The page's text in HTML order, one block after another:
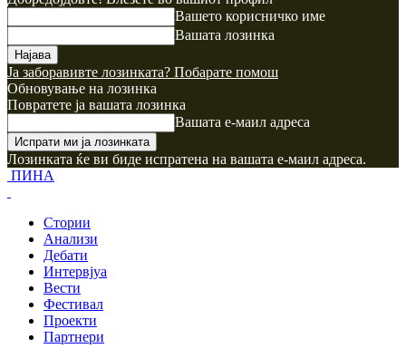
Вашето корисничко име
Вашата лозинка
Ја заборавивте лозинката? Побарате помош
Обновување на лозинка
Повратете ја вашата лозинка
Вашата е-маил адреса
Лозинката ќе ви биде испратена на вашата е-маил адреса.
ПИНА
Стории
Анализи
Дебати
Интервјуа
Вести
Фестивал
Проекти
Партнери